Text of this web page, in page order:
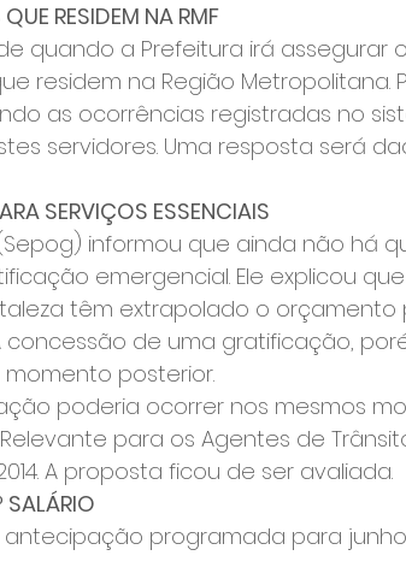
RESIDEM NA RMF
quando a Prefeitura irá assegurar
residem na Região Metropolitana.
as ocorrências registradas no
servidores. Uma resposta será
SERVIÇOS ESSENCIAIS
informou que ainda não há
emergencial. Ele explicou
têm extrapolado o orçamento
concessão de uma gratificação,
posterior.
poderia ocorrer nos mesmos
para os Agentes de
A proposta ficou de ser avaliada.
antecipação programada para